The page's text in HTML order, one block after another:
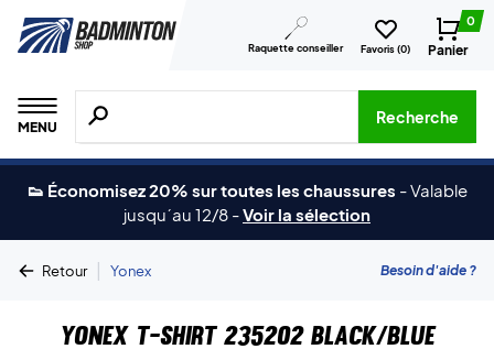
Raquette conseiller Favoris (0)
0
Panier
MENU
Recherche de produits, de marques, etc.
Recherche
👟 Économisez 20% sur toutes les chaussures -Valable
jusqu´au 12/8 -Voir la sélection
Retour | Yonex Besoin d'aide ?
Yonex T-shirt 235202 Black/Blue